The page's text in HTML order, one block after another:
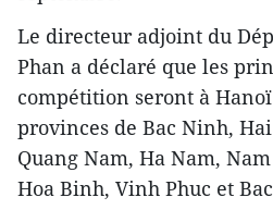
Le directeur adjoint du
Phan a déclaré que les
compétition seront à
provinces de Bac Ninh,
Quang Nam, Ha Nam,
Hoa Binh, Vinh Phuc et